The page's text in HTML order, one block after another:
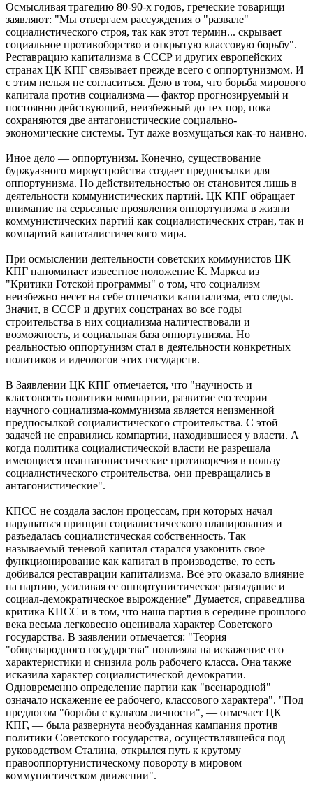
Осмысливая трагедию 80-90-х годов, греческие товарищи
заявляют: "Мы отвергаем рассуждения о "развале"
социалистического строя, так как этот термин... скрывает
социальное противоборство и открытую классовую борьбу".
Реставрацию капитализма в СССР и других европейских
странах ЦК КПГ связывает прежде всего с оппортунизмом. И
с этим нельзя не согласиться. Дело в том, что борьба мирового
капитала против социализма — фактор прогнозируемый и
постоянно действующий, неизбежный до тех пор, пока
сохраняются две антагонистические социально-
экономические системы. Тут даже возмущаться как-то наивно.
Иное дело — оппортунизм. Конечно, существование
буржуазного мироустройства создает предпосылки для
оппортунизма. Но действительностью он становится лишь в
деятельности коммунистических партий. ЦК КПГ обращает
внимание на серьезные проявления оппортунизма в жизни
коммунистических партий как социалистических стран, так и
компартий капиталистического мира.
При осмыслении деятельности советских коммунистов ЦК
КПГ напоминает известное положение К. Маркса из
"Критики Готской программы" о том, что социализм
неизбежно несет на себе отпечатки капитализма, его следы.
Значит, в СССР и других соцстранах во все годы
строительства в них социализма наличествовали и
возможность, и социальная база оппортунизма. Но
реальностью оппортунизм стал в деятельности конкретных
политиков и идеологов этих государств.
В Заявлении ЦК КПГ отмечается, что "научность и
классовость политики компартии, развитие ею теории
научного социализма-коммунизма является неизменной
предпосылкой социалистического строительства. С этой
задачей не справились компартии, находившиеся у власти. А
когда политика социалистической власти не разрешала
имеющиеся неантагонистические противоречия в пользу
социалистического строительства, они превращались в
антагонистические".
КПСС не создала заслон процессам, при которых начал
нарушаться принцип социалистического планирования и
разъедалась социалистическая собственность. Так
называемый теневой капитал старался узаконить свое
функционирование как капитал в производстве, то есть
добивался реставрации капитализма. Всё это оказало влияние
на партию, усиливая ее оппортунистическое разъедание и
социал-демократическое вырождение" Думается, справедлива
критика КПСС и в том, что наша партия в середине прошлого
века весьма легковесно оценивала характер Советского
государства. В заявлении отмечается: "Теория
"общенародного государства" повлияла на искажение его
характеристики и снизила роль рабочего класса. Она также
исказила характер социалистической демократии.
Одновременно определение партии как "всенародной"
означало искажение ее рабочего, классового характера". "Под
предлогом "борьбы с культом личности", — отмечает ЦК
КПГ, — была развернута необузданная кампания против
политики Советского государства, осуществлявшейся под
руководством Сталина, открылся путь к крутому
правооппортунистическому повороту в мировом
коммунистическом движении".